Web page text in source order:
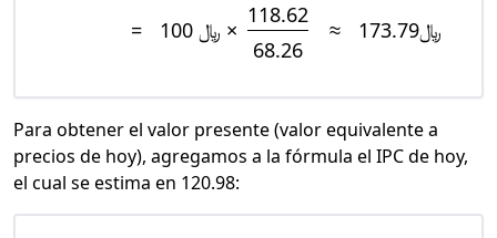
= ﷼ 100 ×
118.62
68.26
≈ ﷼173.79
Para obtener el valor presente (valor equivalente a
precios de hoy), agregamos a la fórmula el IPC de hoy,
el cual se estima en 120.98: